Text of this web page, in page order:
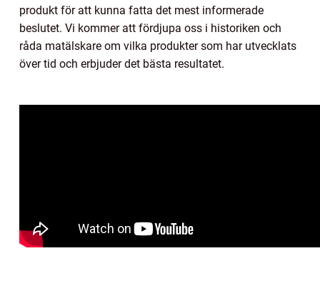
produkt för att kunna fatta det mest informerade
beslutet. Vi kommer att fördjupa oss i historiken och
råda matälskare om vilka produkter som har utvecklats
över tid och erbjuder det bästa resultatet.